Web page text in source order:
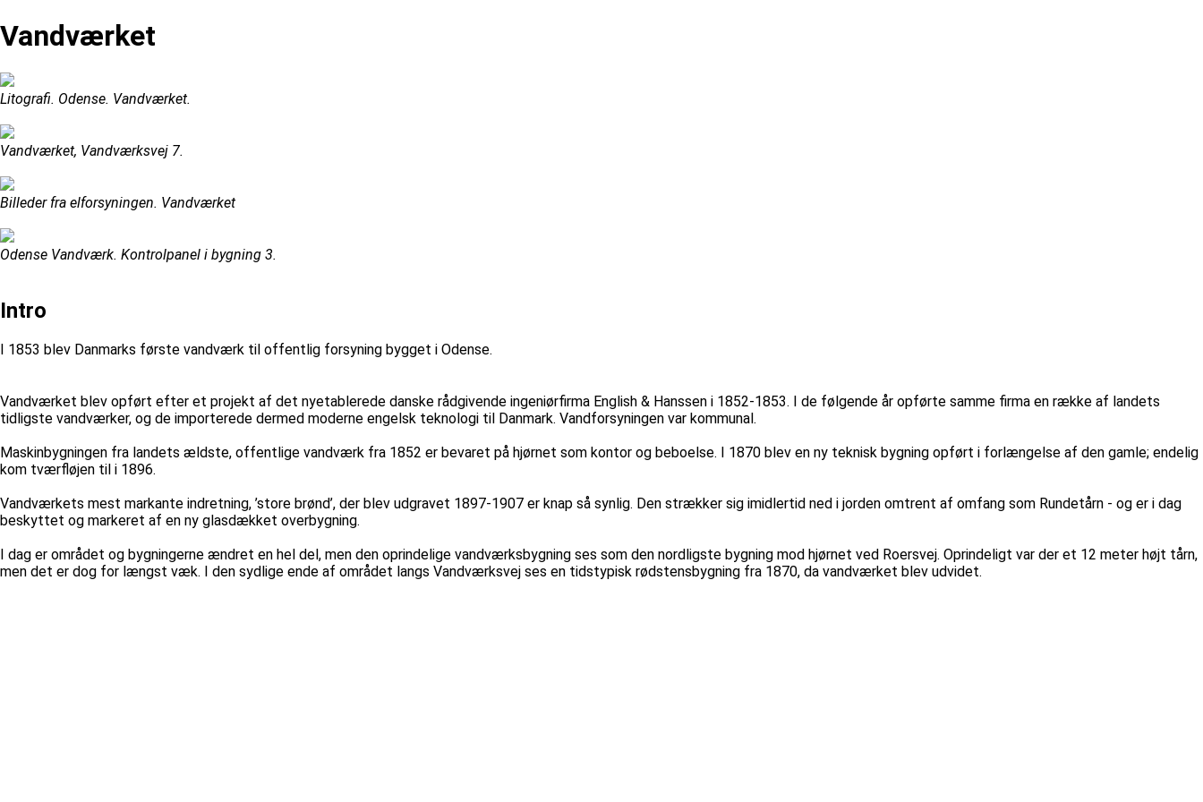
Vandværket
Litografi. Odense. Vandværket.
Vandværket, Vandværksvej 7.
Billeder fra elforsyningen. Vandværket
Odense Vandværk. Kontrolpanel i bygning 3.
Intro
I 1853 blev Danmarks første vandværk til offentlig forsyning bygget i Odense.
Vandværket blev opført efter et projekt af det nyetablerede danske rådgivende ingeniørfirma English & Hanssen i 1852-1853. I de følgende år opførte samme firma en række af landets
tidligste vandværker, og de importerede dermed moderne engelsk teknologi til Danmark. Vandforsyningen var kommunal.
Maskinbygningen fra landets ældste, offentlige vandværk fra 1852 er bevaret på hjørnet som kontor og beboelse. I 1870 blev en ny teknisk bygning opført i forlængelse af den gamle; endelig
kom tværfløjen til i 1896.
Vandværkets mest markante indretning, ’store brønd’, der blev udgravet 1897-1907 er knap så synlig. Den strækker sig imidlertid ned i jorden omtrent af omfang som Rundetårn - og er i dag
beskyttet og markeret af en ny glasdækket overbygning.
I dag er området og bygningerne ændret en hel del, men den oprindelige vandværksbygning ses som den nordligste bygning mod hjørnet ved Roersvej. Oprindeligt var der et 12 meter højt tårn,
men det er dog for længst væk. I den sydlige ende af området langs Vandværksvej ses en tidstypisk rødstensbygning fra 1870, da vandværket blev udvidet.